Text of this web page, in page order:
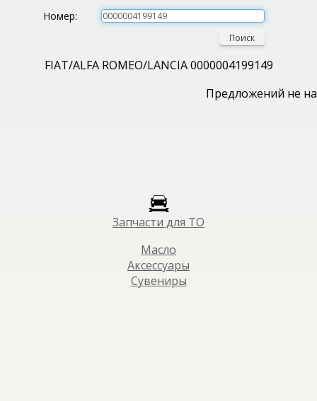
Номер:
Поиск
FIAT/ALFA ROMEO/LANCIA 0000004199149
Предложений не
Запчасти для ТО
Масло
Аксессуары
Сувениры